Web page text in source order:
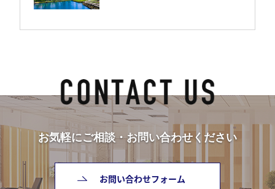
お気軽にご相談・お問い合わせください
お問い合わせフォーム